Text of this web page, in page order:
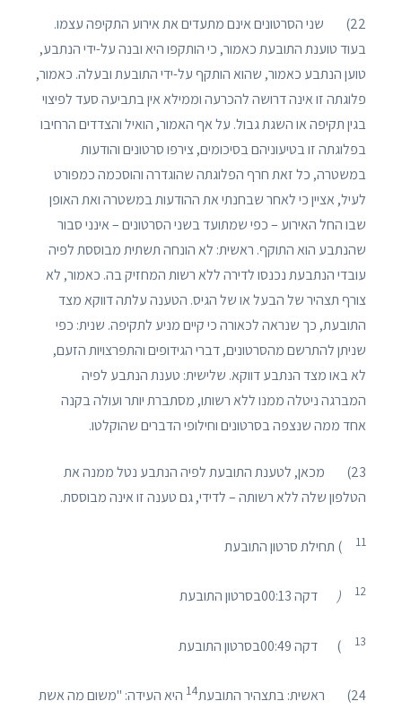
22) שני הסרטונים אינם מתעדים את אירוע התקיפה עצמו.
בעוד טוענת התובעת כאמור, כי הותקפו היא ובנה על-ידי הנתבע,
טוען הנתבע כאמור, שהוא הותקף על-ידי התובעת ובעלה. כאמור,
פלוגתה זו אינה דרושה להכרעה וממילא אין בתביעה סעד לפיצוי
בגין תקיפה או השגת גבול. על אף האמור, הואיל והצדדים הרחיבו
בפלוגתה זו בטיעוניהם בסיכומים, צירפו סרטונים והודעות
במשטרה, כל זאת חרף הפלוגתה שהוגדרה והוסכמה כמפורט
לעיל, אציין כי לאחר שבחנתי את ההודעות במשטרה ואת האופן
שבו החל האירוע – כפי שמתועד בשני הסרטונים – אינני סבור
שהנתבע הוא התוקף. ראשית: לא הונחה תשתית מבוססת לפיה
עובדי הנתבעת נכנסו לדירה ללא רשות המחזיק בה. כאמור, לא
צורף תצהיר של הבעל או של הגיס. הטענה עלתה דווקא מצד
התובעת, כך שנראה לכאורה כי קיים מניע לתקיפה. שנית: כפי
שניתן להתרשם מהסרטונים, דברי הגידופים והתפרצויות הזעם,
לא באו מצד הנתבע דווקא. שלישית: טענת הנתבע לפיה
המברגה ניטלה ממנו ללא רשותו, מסתברת יותר ועולה בקנה
אחד ממה שנצפה בסרטונים וחילופי הדברים שהוקלטו.
23) מכאן, לטענת התובעת לפיה הנתבע נטל ממנה את
הטלפון שלה ללא רשותה – לדידי, גם טענה זו אינה מבוססת.
11 ) תחילת סרטון התובעת
12
( דקה 00:13בסרטון התובעת
13 ) דקה 00:49בסרטון התובעת
24) ראשית: בתצהיר התובעת 14 היא העידה: "משום מה אשת